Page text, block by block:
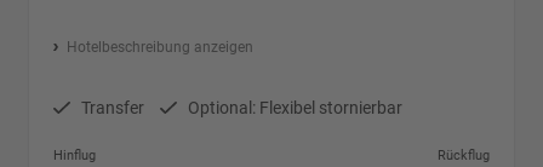
Hotelbeschreibung anzeigen
Transfer Optional: Flexibel stornierbar
Hinflug
Rückflug